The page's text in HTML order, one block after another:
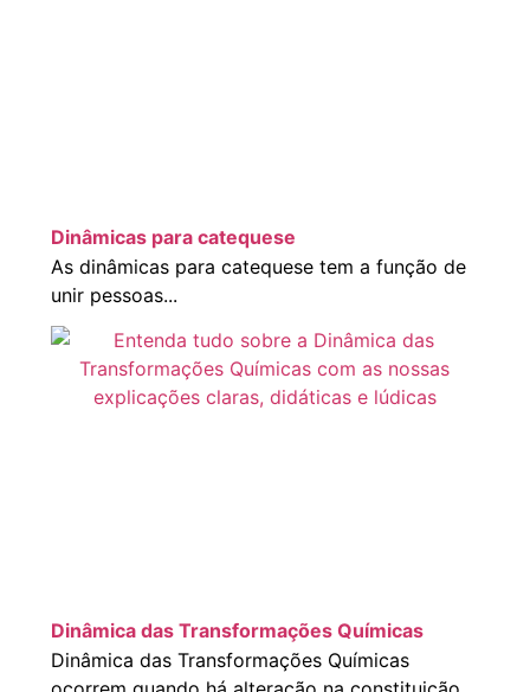
Dinâmicas para catequese
As dinâmicas para catequese tem a função de
unir pessoas...
Dinâmica das Transformações Químicas
Dinâmica das Transformações Químicas